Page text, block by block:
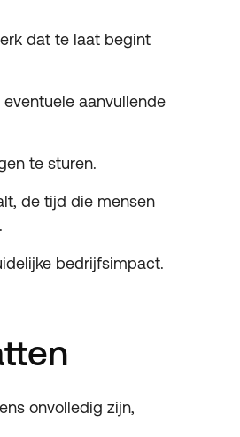
dat te laat begint
aanvullende
te sturen.
de tijd die mensen
bedrijfsimpact.
onvolledig zijn,